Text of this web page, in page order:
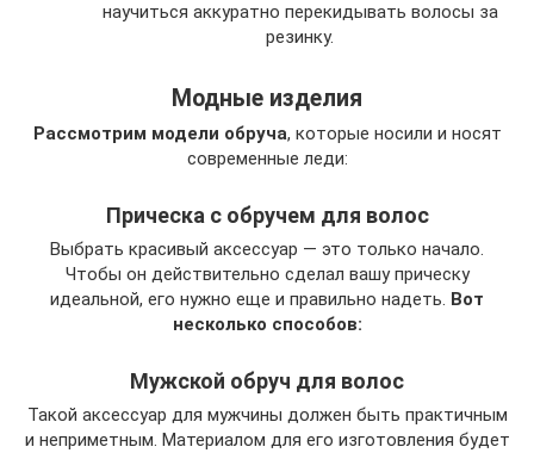
научиться аккуратно перекидывать волосы за
резинку.
Модные изделия
Рассмотрим модели обруча, которые носили и носят
современные леди:
Прическа с обручем для волос
Выбрать красивый аксессуар — это только начало.
Чтобы он действительно сделал вашу прическу
идеальной, его нужно еще и правильно надеть. Вот
несколько способов:
Мужской обруч для волос
Такой аксессуар для мужчины должен быть практичным
и неприметным. Материалом для его изготовления будет